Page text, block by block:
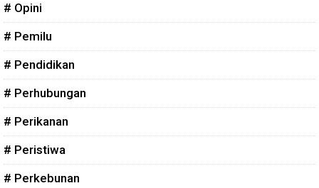
# Opini
# Pemilu
# Pendidikan
# Perhubungan
# Perikanan
# Peristiwa
# Perkebunan